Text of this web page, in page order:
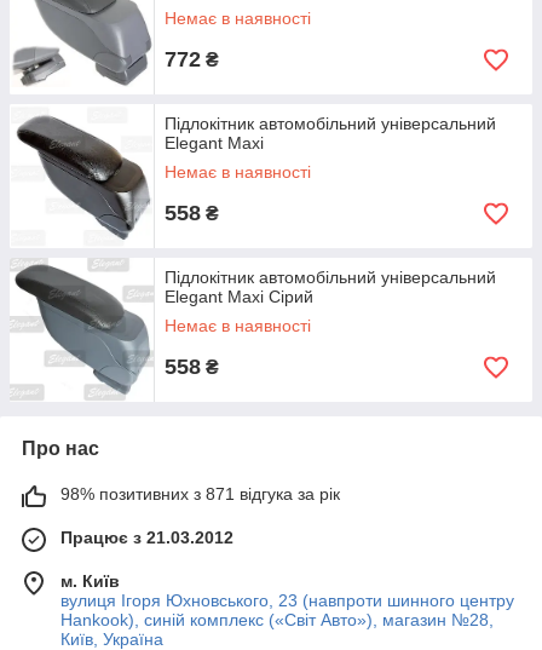
Немає в наявності
772 ₴
Підлокітник автомобільний універсальний
Elegant Maxi
Немає в наявності
558 ₴
Підлокітник автомобільний універсальний
Elegant Maxi Сірий
Немає в наявності
558 ₴
Про нас
98% позитивних з 871 відгука за рік
Працює з 21.03.2012
м. Київ
вулиця Ігоря Юхновського, 23 (навпроти шинного центру
Hankook), синій комплекс («Світ Авто»), магазин №28,
Київ, Україна